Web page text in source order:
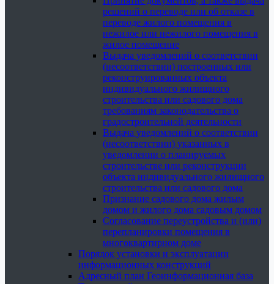
решений о переводе или об отказе в
переводе жилого помещения в
нежилое или нежилого помещения в
жилое помещение
Выдача уведомлений о соответствии
(несоответствии) построенных или
реконструированных объекта
индивидуального жилищного
строительства или садового дома
требованиям законодательства о
градостроительной деятельности
Выдача уведомлений о соответствии
(несоответствии) указанных в
уведомлении о планируемых
строительстве или реконструкции
объекта индивидуального жилищного
строительства или садового дома
Признание садового дома жилым
домом и жилого дома садовым домом
Согласование переустройства и (или)
перепланировки помещения в
многоквартирном доме
Порядок установки и эксплуатации
информационных конструкций
Адресный план Геоинформационная база